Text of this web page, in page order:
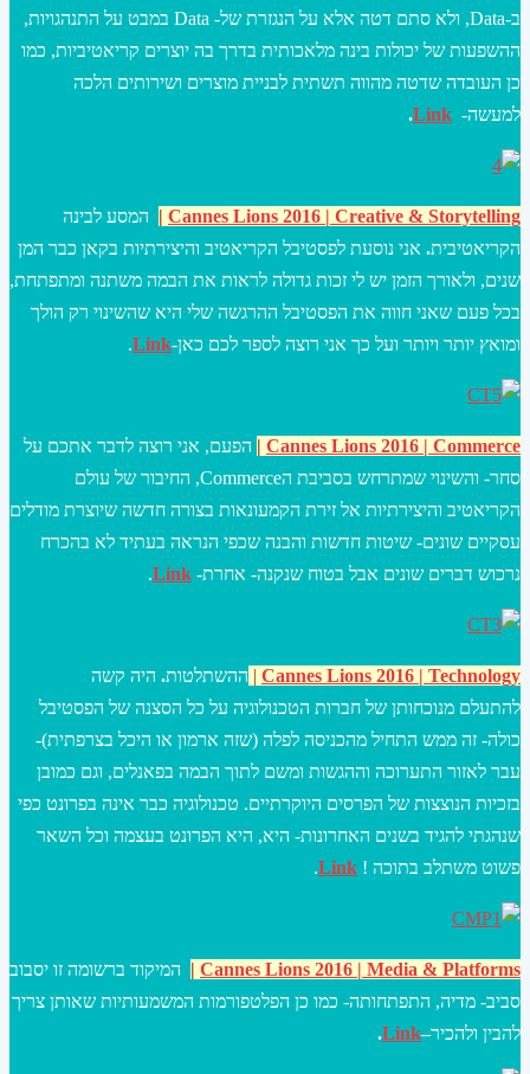
ב-Data, ולא סתם דטה אלא על הנגזרת של- Data במבט על התנהגויות,
ההשפעות של יכולות בינה מלאכותית בדרך בה יוצרים קריאטיביות, כמו
כן העובדה שדטה מהווה תשתית לבניית מוצרים ושירותים הלכה
למעשה- Link
.
Cannes Lions 2016 | Creative & Storytelling
| המסע לבינה
הקריאטיבית. אני נוסעת לפסטיבל הקריאטיב והיצירתיות בקאן כבר המן
שנים, ולאורך הזמן יש לי זכות גדולה לראות את הבמה משתנה ומתפתחת,
בכל פעם שאני חווה את הפסטיבל ההרגשה שלי היא שהשינוי רק הולך
ומואץ יותר ויותר ועל כך אני רוצה לספר לכם כאן-Link
.
Cannes Lions 2016 | Commerce
| הפעם, אני רוצה לדבר אתכם על
סחר- והשינוי שמתרחש בסביבת הCommerce, החיבור של עולם
הקריאטיב והיצירתיות אל זירת הקמעונאות בצורה חדשה שיוצרת מודלים
עסקיים שונים- שיטות חדשות והבנה שכפי הנראה בעתיד לא בהכרח
נרכוש דברים שונים אבל בטוח שנקנה- אחרת- Link
.
Cannes Lions 2016 | Technology
| ההשתלטות. היה קשה
להתעלם מנוכחותן של חברות הטכנולוגיה על כל הסצנה של הפסטיבל
כולה- זה ממש התחיל מהכניסה לפלה (שזה ארמון או היכל בצרפתית)-
עבר לאזור התערוכה וההגשות ומשם לתוך הבמה בפאנלים, וגם כמובן
בזכיות הנוצצות של הפרסים היוקרתיים. טכנולוגיה כבר אינה בפרונט כפי
שנהגתי להגיד בשנים האחרונות- היא, היא הפרונט בעצמה וכל השאר
פשוט משתלב בתוכה ! Link
.
Cannes Lions 2016 | Media & Platforms
| המיקוד ברשומה זו יסבוב
סביב- מדיה, התפתחותה- כמו כן הפלטפורמות המשמעותיות שאותן צריך
להבין ולהכיר–
Link
.